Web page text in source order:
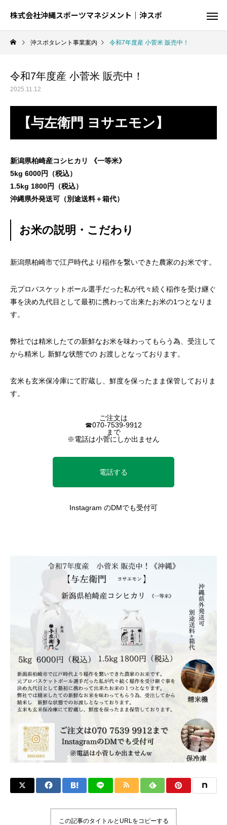
株式会社沖縄スポーツマネジメント｜沖スポ
陸
ではない！
沖スポタレント事業案内 令和7年度産 小菅米 販売中！
令和7年度産 小菅米 販売中！
2025.11.12
【与左衛門 ヨサエモン】
新潟県柏崎産コシヒカリ 《一等米》
5kg 6000円（税込）
1.5kg 1800円（税込）
沖縄県外発送可（別途送料＋箱代）
お米の説明・こだわり
新潟県柏崎市で江戸時代より稲作を繋いできた農家のお米です。
元プロバスケットボール選手だった私が代々続く稲作を受け継ぐ
事を決め九代目として最初に携わって出来たお米の1つとなりま
す。
弊社では精米したての新鮮なお米を味わってもらう為、受注して
から精米し 新鮮な状態での お渡しとなっております。
玄米も玄米保冷庫にて貯蔵し、鮮度を保ったまま保管しておりま
す。
ご注文は
☎070-7539-9912
まで
※電話は小菅にしか出ません
電話する
Instagram のDMでも受付可
この記事のタイトルとURLをコピーする